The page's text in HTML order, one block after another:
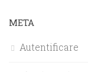
META
Autentificare